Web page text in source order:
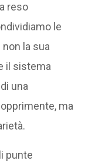
reso
le
la sua
il sistema
una
ma
punte